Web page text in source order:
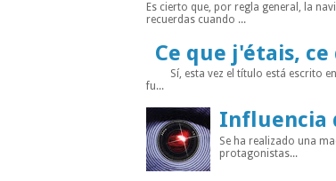
Es cierto que, por regla general, la
recuerdas cuando ...
Ce que j'étais,
Sí, esta vez el título está escrito en
fu...
Influencia
Se ha realizado una
protagonistas...